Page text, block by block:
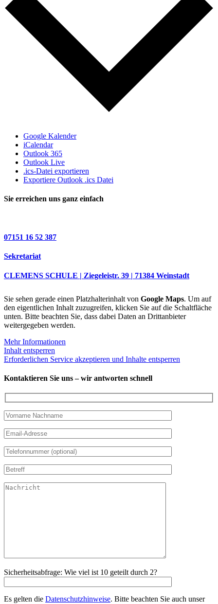
Google Kalender
iCalendar
Outlook 365
Outlook Live
.ics-Datei exportieren
Exportiere Outlook .ics Datei
Sie erreichen uns ganz einfach
07151 16 52 387
Sekretariat
CLEMENS SCHULE | Ziegeleistr. 39 | 71384 Weinstadt
Sie sehen gerade einen Platzhalterinhalt von Google Maps. Um auf
den eigentlichen Inhalt zuzugreifen, klicken Sie auf die Schaltfläche
unten. Bitte beachten Sie, dass dabei Daten an Drittanbieter
weitergegeben werden.
Mehr Informationen
Inhalt entsperren
Erforderlichen Service akzeptieren und Inhalte entsperren
Kontaktieren Sie uns – wir antworten schnell
Sicherheitsabfrage: Wie viel ist 10 geteilt durch 2?
Es gelten die Datenschutzhinweise. Bitte beachten Sie auch unser